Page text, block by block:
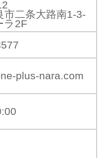
市二条大路南1-3-
ラ2F
plus-nara.com